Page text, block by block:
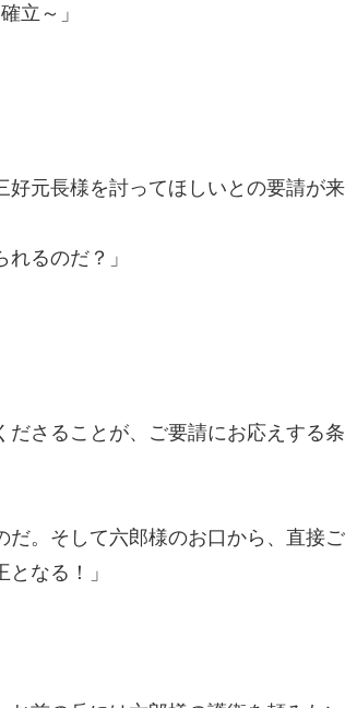
立～」
元長様を討ってほしいとの要請が来
るのだ？」
さることが、ご要請にお応えする
。そして六郎様のお口から、直接
なる！」